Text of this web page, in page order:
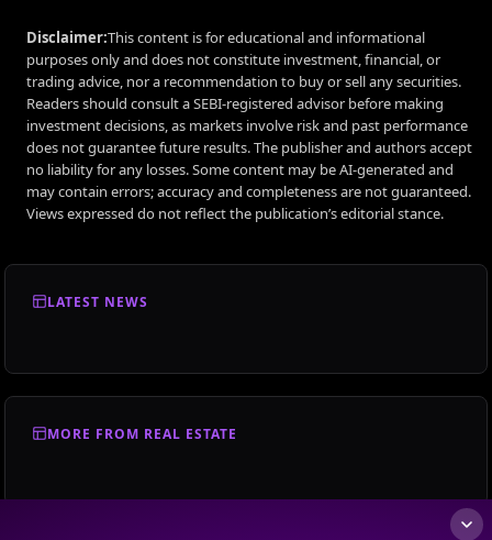
Disclaimer:This content is for educational and informational
purposes only and does not constitute investment, financial, or
trading advice, nor a recommendation to buy or sell any securities.
Readers should consult a SEBI-registered advisor before making
investment decisions, as markets involve risk and past performance
does not guarantee future results. The publisher and authors accept
no liability for any losses. Some content may be AI-generated and
may contain errors; accuracy and completeness are not guaranteed.
Views expressed do not reflect the publication’s editorial stance.
LATEST NEWS
MORE FROM REAL ESTATE